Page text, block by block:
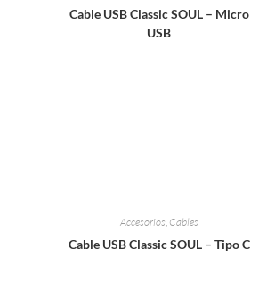
Cable USB Classic SOUL – Micro
USB
Accesorios Cables
Cable USB Classic SOUL – Tipo C